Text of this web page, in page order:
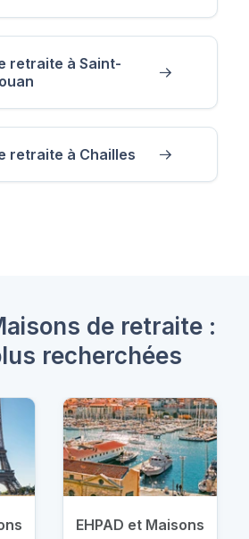
retraite à Saint-
retraite à Chailles
de retraite :
recherchées
EHPAD et Maisons